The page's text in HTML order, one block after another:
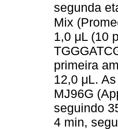
segunda
Mix
1,0 μL (10
primeira
12,0 μL.
MJ96G
seguindo
4 min,